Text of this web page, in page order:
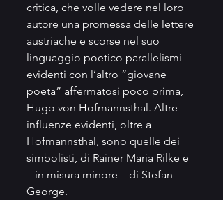
critica, che volle vedere nel loro
autore una promessa delle lettere
austriache e scorse nel suo
linguaggio poetico parallelismi
evidenti con l’altro “giovane
poeta” affermatosi poco prima,
Hugo von Hofmannsthal. Altre
influenze evidenti, oltre a
Hofmannsthal, sono quelle dei
simbolisti, di Rainer Maria Rilke e
– in misura minore – di Stefan
George.